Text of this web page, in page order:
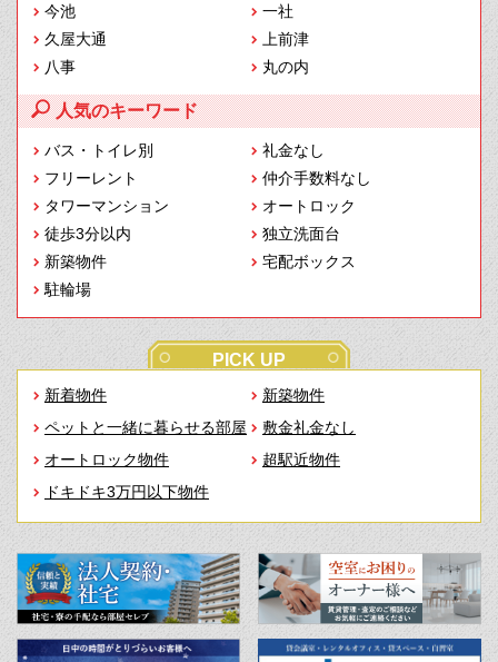
今池
一社
久屋大通
上前津
八事
丸の内
人気のキーワード
バス・トイレ別
礼金なし
フリーレント
仲介手数料なし
タワーマンション
オートロック
徒歩3分以内
独立洗面台
新築物件
宅配ボックス
駐輪場
PICK UP
新着物件
新築物件
ペットと一緒に暮らせる部屋
敷金礼金なし
オートロック物件
超駅近物件
ドキドキ3万円以下物件